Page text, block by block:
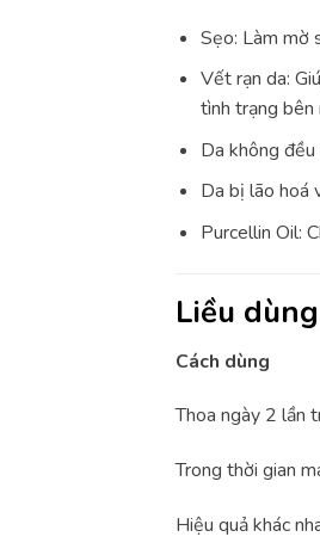
Sẹo: Làm mờ
Vết rạn da:
tình trạng bên
Da không đều
Da bị lão hoá
Purcellin Oil:
Liều dùng
Cách dùng
Thoa ngày 2 lần
Trong thời gian
Hiệu quả khác